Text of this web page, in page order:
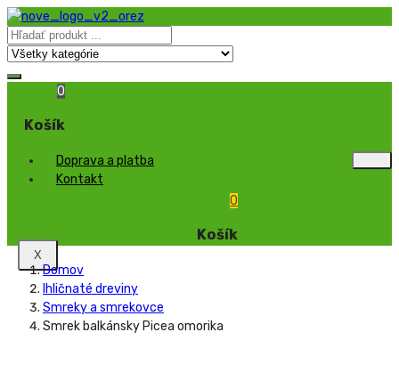
0
Košík
Doprava a platba
Kontakt
X
0
Košík
Domov
Ihličnaté dreviny
Smreky a smrekovce
Smrek balkánsky Picea omorika